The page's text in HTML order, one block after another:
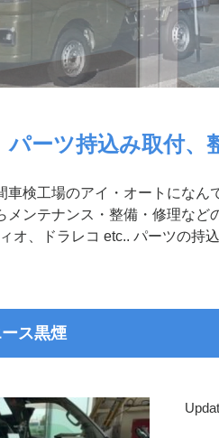
ーツ持込み取付、
検工場のアイ・オートになん
ンテナンス・整備・修理など
オ、ドラレコ etc.. パーツの持
ス黒煙